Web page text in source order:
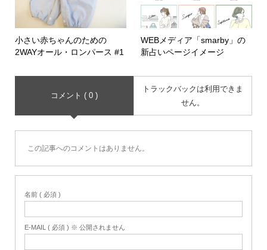
小さい赤ちゃんのための
2WAYオール・ロンパース #1
WEBメディア「smarby」の
新占いページイメージ
コメント ( 0 )
トラックバックは利用できま
せん。
この記事へのコメントはありません。
名前 ( 必須 )
E-MAIL ( 必須 ) ※ 公開されません